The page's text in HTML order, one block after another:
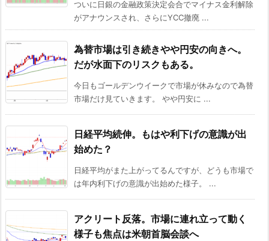
ついに日銀の金融政策決定会合でマイナス金利解除
がアナウンスされ、さらにYCC撤廃 ...
為替市場は引き続きやや円安の向きへ。
だが水面下のリスクもある。
今日もゴールデンウイークで市場が休みなので為替
市場だけ見ていきます。 やや円安に ...
日経平均続伸。もはや利下げの意識が出
始めた？
日経平均がまた上がってるんですが、どうも市場で
は年内利下げの意識が出始めた様子。 ...
アクリート反落。市場に連れ立って動く
様子も焦点は米朝首脳会談へ